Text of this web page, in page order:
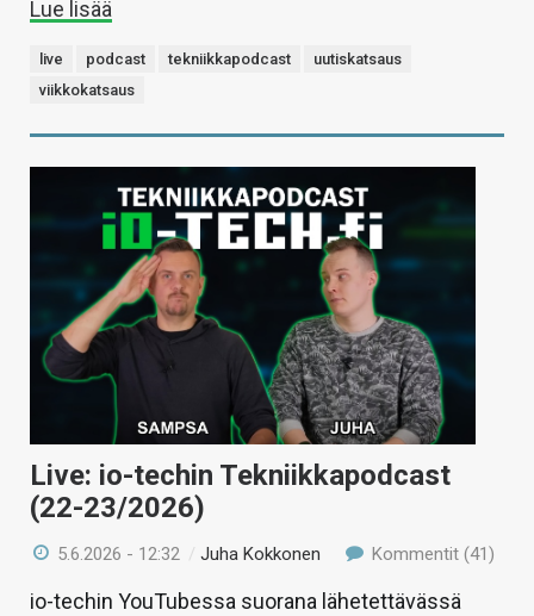
Lue lisää
live podcast tekniikkapodcast
uutiskatsaus
viikkokatsaus
Live: io-techin Tekniikkapodcast
(22-23/2026)
5.6.2026 - 12:32 /Juha Kokkonen Kommentit (41)
io-techin YouTubessa suorana lähetettävässä